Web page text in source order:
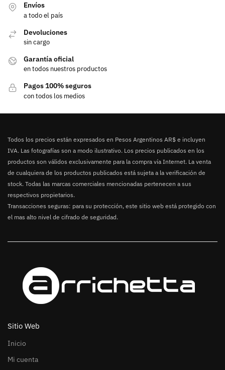
Envíos
a todo el país
Devoluciones
sin cargo
Garantía oficial
en todos nuestros productos
Pagos 100% seguros
con todos los medios
Todos los precios están expresados en Pesos Argentinos AR$ e incluyen
IVA. Las fotografías son a modo ilustrativo. Los precios publicados en los
productos son válidos exclusivamente para la compra vía Internet. La venta
de cualquiera de los productos publicados está sujeta a la verificación de
stock. Todas las marcas comerciales mencionadas pertenecen a sus
respectivos propietarios.
Transacciones seguras: para su protección, este sitio web está protegido con
el mas alto nivel de cifrado de seguridad.
Sitio Web
Inicio
Mi cuenta